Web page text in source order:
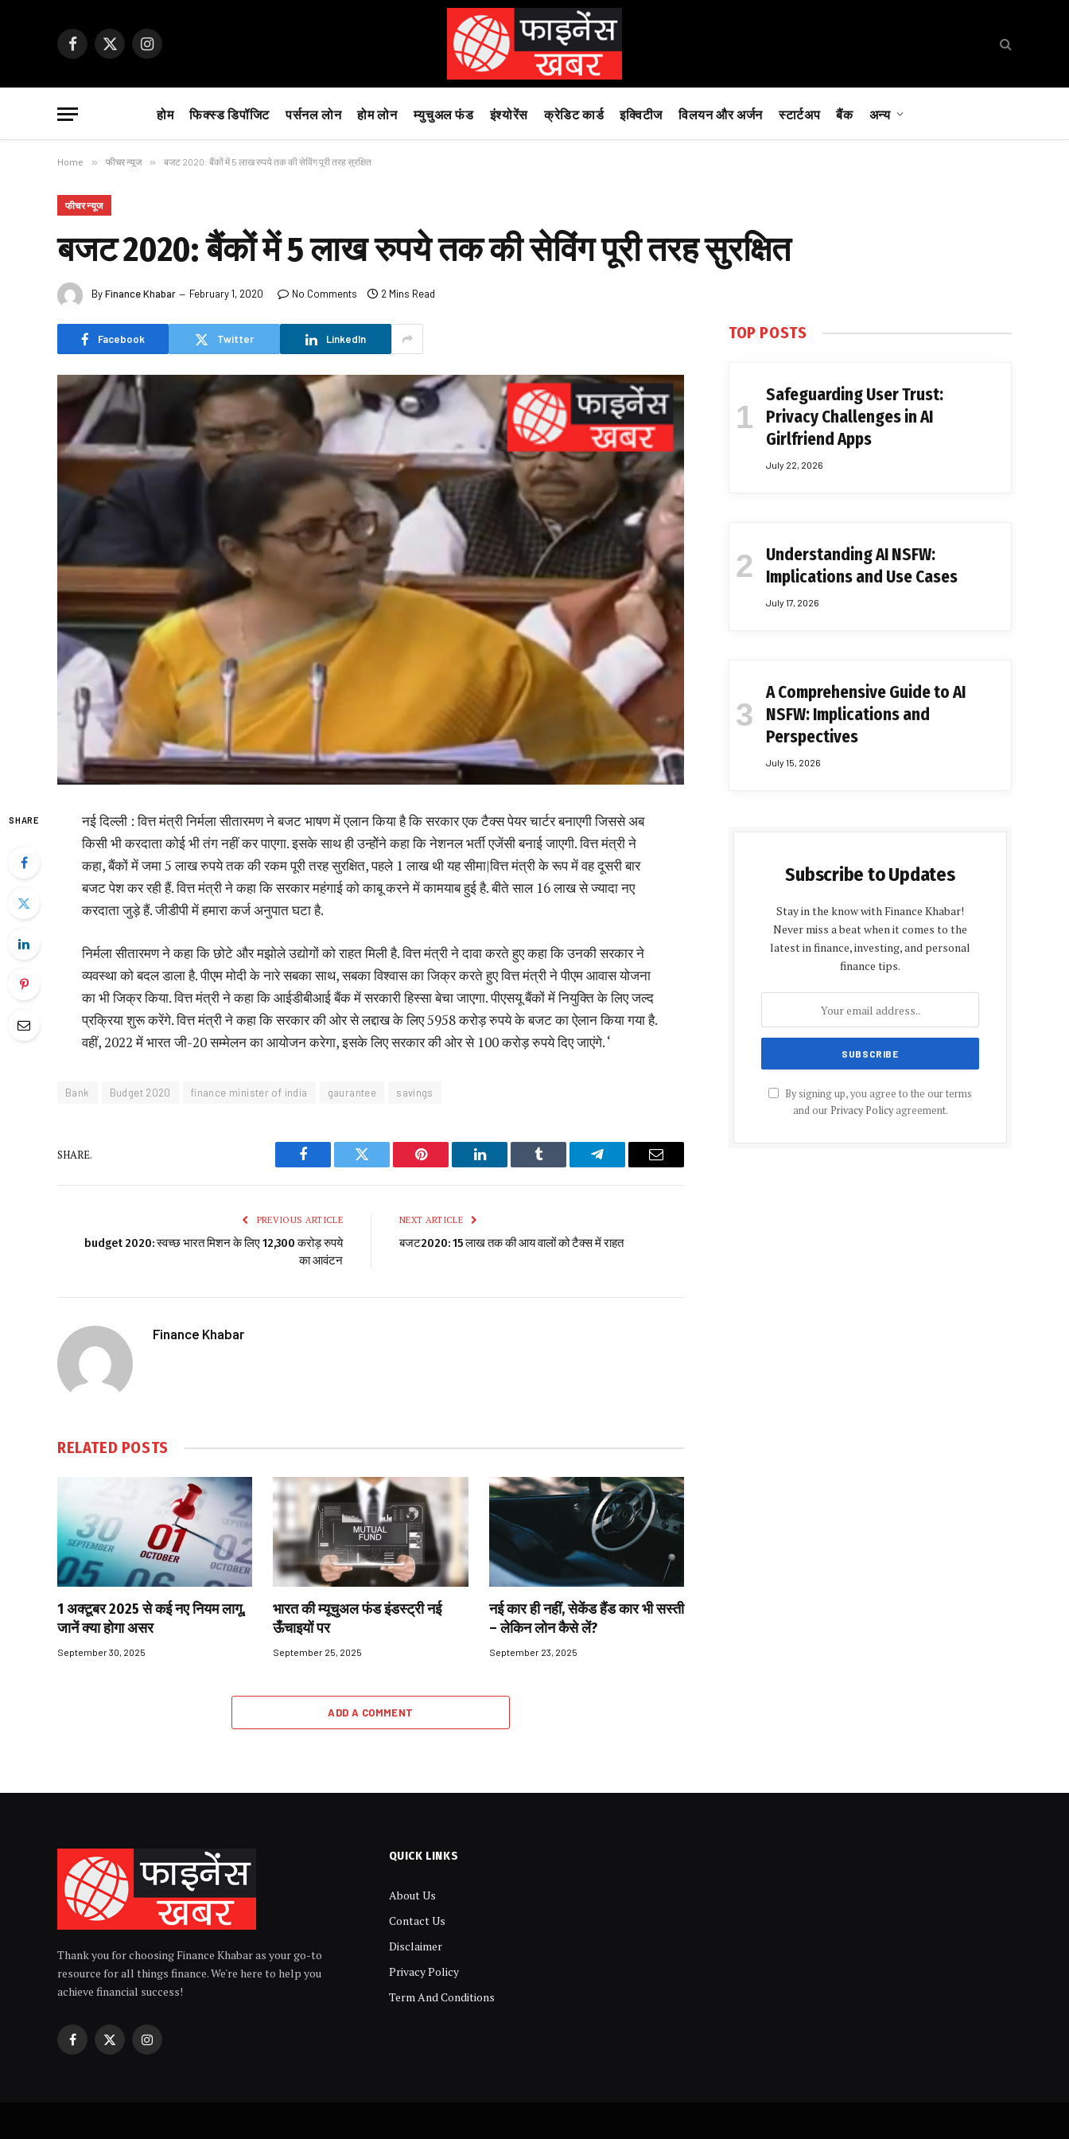
Facebook
X
Instagram
होम फिक्स्ड डिपॉजिट पर्सनल लोन होम लोन म्युचुअल फंड इंश्योरेंस क्रेडिट कार्ड इक्विटीज विलयन और अर्जन स्टार्टअप बैंक अन्य
Home » फीचर न्यूज » बजट 2020: बैंकों में 5 लाख रुपये तक की सेविंग पूरी तरह सुरक्षित
फीचर न्यूज
बजट 2020: बैंकों में 5 लाख रुपये तक की सेविंग पूरी तरह सुरक्षित
ByFinance Khabar February 1, 2020 No Comments 2 Mins Read
Facebook Twitter LinkedIn
SHARE
नई दिल्ली : वित्त मंत्री निर्मला सीतारमण ने बजट भाषण में एलान किया है कि सरकार एक टैक्स पेयर चार्टर बनाएगी जिससे अब
किसी भी करदाता कोई भी तंग नहीं कर पाएगा. इसके साथ ही उन्होेंने कहा कि नेशनल भर्ती एजेंसी बनाई जाएगी. वित्त मंत्री ने
कहा, बैंकों में जमा 5 लाख रुपये तक की रकम पूरी तरह सुरक्षित, पहले 1 लाख थी यह सीमा|वित्त मंत्री के रूप में वह दूसरी बार
बजट पेश कर रही हैं. वित्त मंत्री ने कहा कि सरकार महंगाई को काबू करने में कामयाब हुई है. बीते साल 16 लाख से ज्यादा नए
करदाता जुड़े हैं. जीडीपी में हमारा कर्ज अनुपात घटा है.
निर्मला सीतारमण ने कहा कि छोटे और मझोले उद्योगों को राहत मिली है. वित्त मंत्री ने दावा करते हुए कहा कि उनकी सरकार ने
व्यवस्था को बदल डाला है. पीएम मोदी के नारे सबका साथ, सबका विश्वास का जिक्र करते हुए वित्त मंत्री ने पीएम आवास योजना
का भी जिक्र किया. वित्त मंत्री ने कहा कि आईडीबीआई बैंक में सरकारी हिस्सा बेचा जाएगा. पीएसयू बैंकों में नियुक्ति के लिए जल्द
प्रक्रिया शुरू करेंगे. वित्त मंत्री ने कहा कि सरकार की ओर से लद्दाख के लिए 5958 करोड़ रुपये के बजट का ऐलान किया गया है.
वहीं, 2022 में भारत जी-20 सम्मेलन का आयोजन करेगा, इसके लिए सरकार की ओर से 100 करोड़ रुपये दिए जाएंगे. ‘
Bank Budget 2020 finance minister of india gaurantee savings
SHARE.
Facebook Twitter Pinterest LinkedIn Tumblr Telegram Email
PREVIOUS ARTICLE
budget 2020: स्वच्छ भारत मिशन के लिए 12,300 करोड़ रुपये
का आवंटन
NEXT ARTICLE
बजट2020: 15 लाख तक की आय वालों को टैक्स में राहत
Finance Khabar
RELATED POSTS
1 अक्टूबर 2025 से कई नए नियम लागू,
जानें क्या होगा असर
September 30, 2025
भारत की म्यूचुअल फंड इंडस्ट्री नई
ऊँचाइयों पर
September 25, 2025
नई कार ही नहीं, सेकेंड हैंड कार भी सस्ती
– लेकिन लोन कैसे लें?
September 23, 2025
ADD A COMMENT
TOP POSTS
Safeguarding User Trust:
Privacy Challenges in AI
Girlfriend Apps
July 22, 2026
Understanding AI NSFW:
Implications and Use Cases
July 17, 2026
A Comprehensive Guide to AI
NSFW: Implications and
Perspectives
July 15, 2026
Subscribe to Updates
Stay in the know with Finance Khabar!
Never miss a beat when it comes to the
latest in finance, investing, and personal
finance tips.
By signing up, you agree to the our terms
and our Privacy Policyagreement.
Thank you for choosing Finance Khabar as your go-to
resource for all things finance. We're here to help you
achieve financial success!
Facebook
X
Instagram
QUICK LINKS
About Us
Contact Us
Disclaimer
Privacy Policy
Term And Conditions